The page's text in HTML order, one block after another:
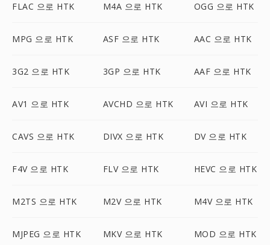
FLAC 으로 HTK M4A 으로 HTK OGG 으로 HTK
MPG 으로 HTK ASF 으로 HTK AAC 으로 HTK
3G2 으로 HTK 3GP 으로 HTK AAF 으로 HTK
AV1 으로 HTK AVCHD 으로 HTK AVI 으로 HTK
CAVS 으로 HTK DIVX 으로 HTK DV 으로 HTK
F4V 으로 HTK FLV 으로 HTK HEVC 으로 HTK
M2TS 으로 HTK M2V 으로 HTK M4V 으로 HTK
MJPEG 으로 HTK MKV 으로 HTK MOD 으로 HTK